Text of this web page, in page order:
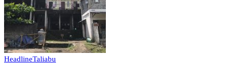
HeadlineTaliabu